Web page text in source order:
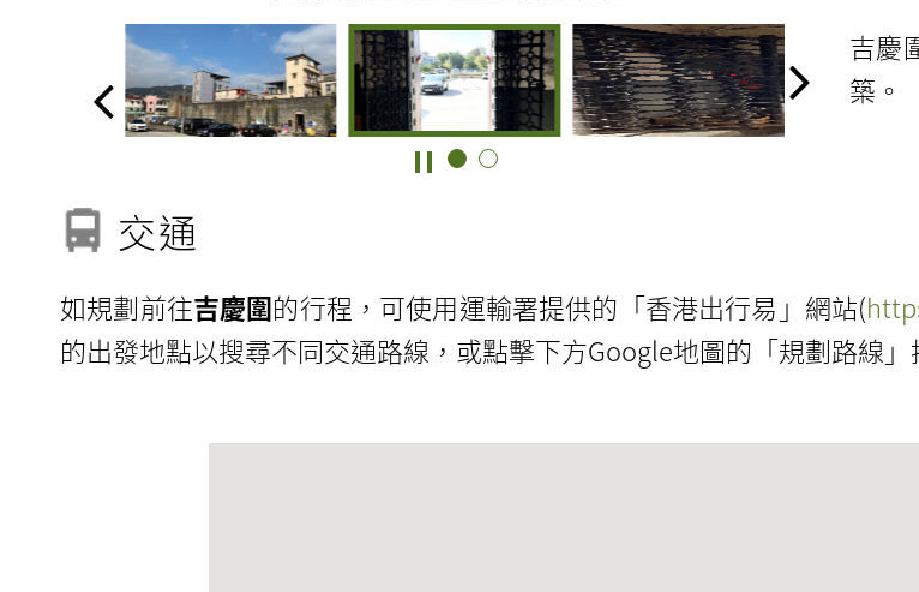
吉慶
築。
交通
如規劃前往吉慶圍的行程，可使用運輸署提供的「香港出行易」網站(
的出發地點以搜尋不同交通路線，或點擊下方Google地圖的「規劃路線」